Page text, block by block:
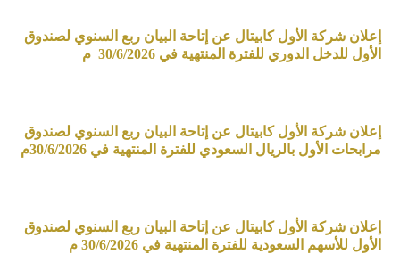
إعلان شركة الأول كابيتال عن إتاحة البيان ربع السنوي لصندوق
الأول للدخل الدوري للفترة المنتهية في 30/6/2026 م
إعلان شركة الأول كابيتال عن إتاحة البيان ربع السنوي لصندوق
مرابحات الأول بالريال السعودي للفترة المنتهية في 30/6/2026م
إعلان شركة الأول كابيتال عن إتاحة البيان ربع السنوي لصندوق
الأول للأسهم السعودية للفترة المنتهية في 30/6/2026 م